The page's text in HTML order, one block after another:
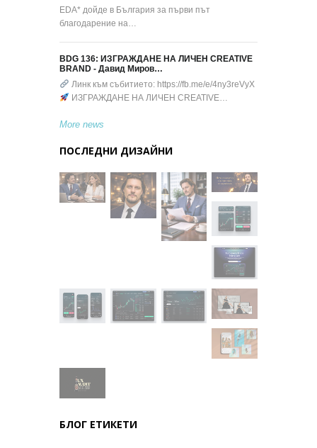
EDA* дойде в България за първи път
благодарение на…
BDG 136: ИЗГРАЖДАНЕ НА ЛИЧЕН CREATIVE
BRAND - Давид Миров…
Линк към събитието: https://fb.me/e/4ny3reVyX
ИЗГРАЖДАНЕ НА ЛИЧЕН CREATIVE…
More news
ПОСЛЕДНИ ДИЗАЙНИ
БЛОГ ЕТИКЕТИ